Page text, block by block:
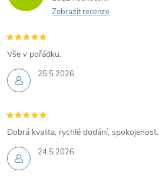
Zobrazit recenze
25.5.2026
Vše v pořádku.
24.5.2026
Dobrá kvalita, rychlé dodání, spokojenost.